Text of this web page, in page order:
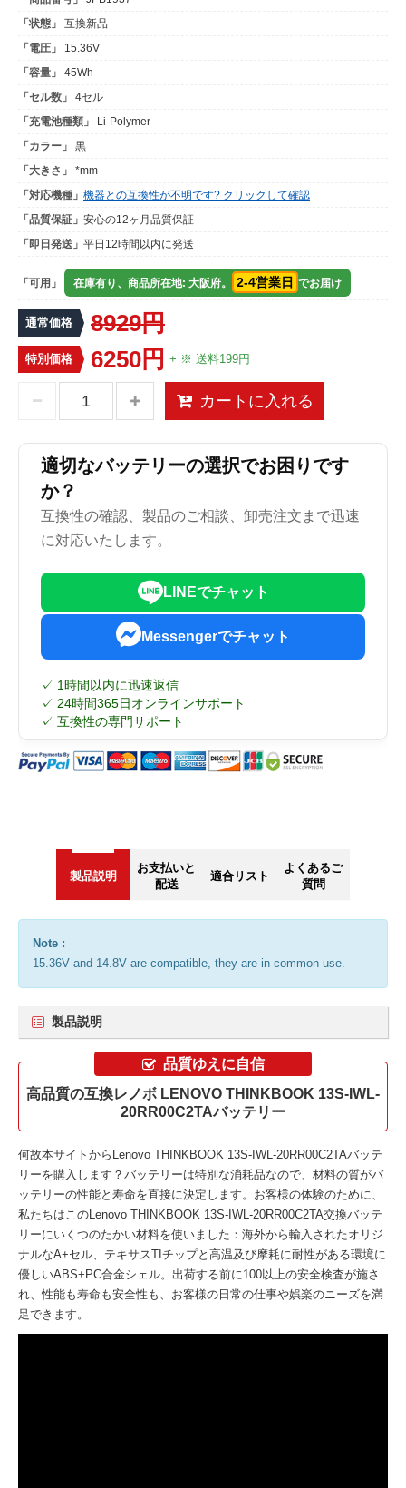
「状態」
互換新品
「電圧」
15.36V
「容量」
45Wh
「セル数」
4セル
「充電池種類」
Li-Polymer
「カラー」
黒
「大きさ」
*mm
「対応機種」 機器との互換性が不明です? クリックして確認
「品質保証」 安心の12ヶ月品質保証
「即日発送」 平日12時間以内に発送
「可用」 在庫有り、商品所在地: 大阪府。 2-4営業日 でお届け
通常価格 8929円
特別価格 6250円 + ※ 送料199円
カートに入れる
適切なバッテリーの選択でお困りです
か？
互換性の確認、製品のご相談、卸売注文まで迅速
に対応いたします。
LINEでチャット
Messengerでチャット
✓ 1時間以内に迅速返信
✓ 24時間365日オンラインサポート
✓ 互換性の専門サポート
製品説明
お支払いと
配送
適合リスト
よくあるご
質問
Note :
15.36V and 14.8V are compatible, they are in common use.
製品説明
品質ゆえに自信
高品質の互換レノボ LENOVO THINKBOOK 13S-IWL-
20RR00C2TAバッテリー
何故本サイトから Lenovo THINKBOOK 13S-IWL-20RR00C2TAバッテ
リーを購入します？バッテリーは特別な消耗品なので、材料の質がバ
ッテリーの性能と寿命を直接に決定します。お客様の体験のために、
私たちはこのLenovo THINKBOOK 13S-IWL-20RR00C2TA交換バッテ
リーにいくつのたかい材料を使いました：海外から輸入されたオリジ
ナルなA+セル、テキサスTIチップと高温及び摩耗に耐性がある環境に
優しいABS+PC合金シェル。出荷する前に100以上の安全検査が施さ
れ、性能も寿命も安全性も、お客様の日常の仕事や娯楽のニーズを満
足できます。